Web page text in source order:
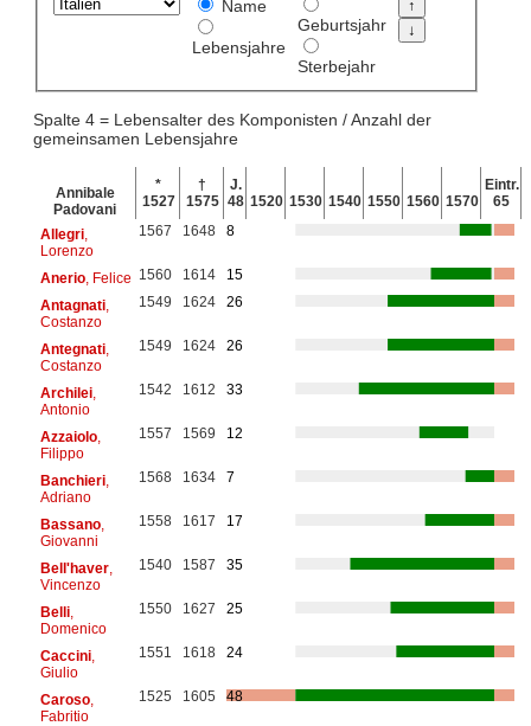
Name
Lebensjahre
Geburtsjahr
Sterbejahr
Spalte 4 = Lebensalter des Komponisten / Anzahl der
gemeinsamen Lebensjahre
Annibale
Padovani
*
1527
†
1575
J.
48 1520 1530 1540 1550 1560 1570
Eintr.
65
Allegri,
Lorenzo
1567 1648 8
Anerio, Felice 1560 1614
15
Antagnati,
Costanzo
1549 1624 26
Antegnati,
Costanzo
1549 1624 26
Archilei,
Antonio
1542 1612 33
Azzaiolo,
Filippo
1557 1569 12
Banchieri,
Adriano
1568 1634 7
Bassano,
Giovanni
1558 1617 17
Bell'haver,
Vincenzo
1540 1587 35
Belli,
Domenico
1550 1627 25
Caccini,
Giulio
1551 1618 24
Caroso,
Fabritio
1525 1605 48